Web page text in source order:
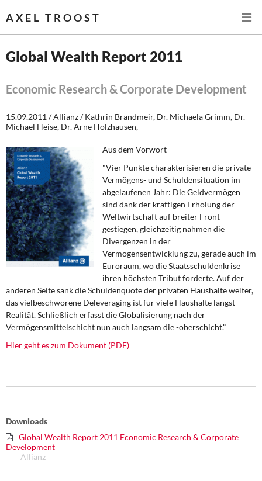
AXEL TROOST
Wirtschaftspolitik
Steuer- und Finanzpolitik
Öffentliche Infrastruktur und Daseinsvorsorge
Eurokrise und Griechenland
DIE LINKE
Weitere Themen
Memo-Gruppe
Institut Solidarische Moderne
Kontakt
Global Wealth Report 2011
Economic Research & Corporate Development
15.09.2011 / Allianz / Kathrin Brandmeir, Dr. Michaela Grimm, Dr.
Michael Heise, Dr. Arne Holzhausen,
Aus dem Vorwort
"Vier Punkte charakterisieren die private
Vermögens- und Schuldensituation im
abgelaufenen Jahr: Die Geldvermögen
sind dank der kräftigen Erholung der
Weltwirtschaft auf breiter Front
gestiegen, gleichzeitig nahmen die
Divergenzen in der
Vermögensentwicklung zu, gerade auch im
Euroraum, wo die Staatsschuldenkrise
ihren höchsten Tribut forderte. Auf der
anderen Seite sank die Schuldenquote der privaten Haushalte weiter,
das vielbeschworene Deleveraging ist für viele Haushalte längst
Realität. Schließlich erfasst die Globalisierung nach der
Vermögensmittelschicht nun auch langsam die -oberschicht."
Hier geht es zum Dokument (PDF)
Downloads
Global Wealth Report 2011 Economic Research & Corporate
Development
Allianz